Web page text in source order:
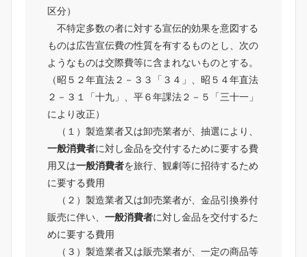
区分）
不特定多数の者に対する宣伝的効果を意図する
ものは広告宣伝費の性質を有するものとし、次の
ようなものは交際費等に含まれないものとする。
（昭５２年直法２－３３「３４」、昭５４年直法
２－３１「十九」、平６年課法２－５「三十一」
により改正）
（１）製造業者又は卸売業者が、抽選により、
一般消費者に対し金品を交付するために要する費
用又は一般消費者を旅行、観劇等に招待するため
に要する費用
（２）製造業者又は卸売業者が、金品引換券付
販売に伴い、 一般消費者に対し金品を交付するた
めに要する費用
（３）製造業者又は販売業者が、一定の商品等